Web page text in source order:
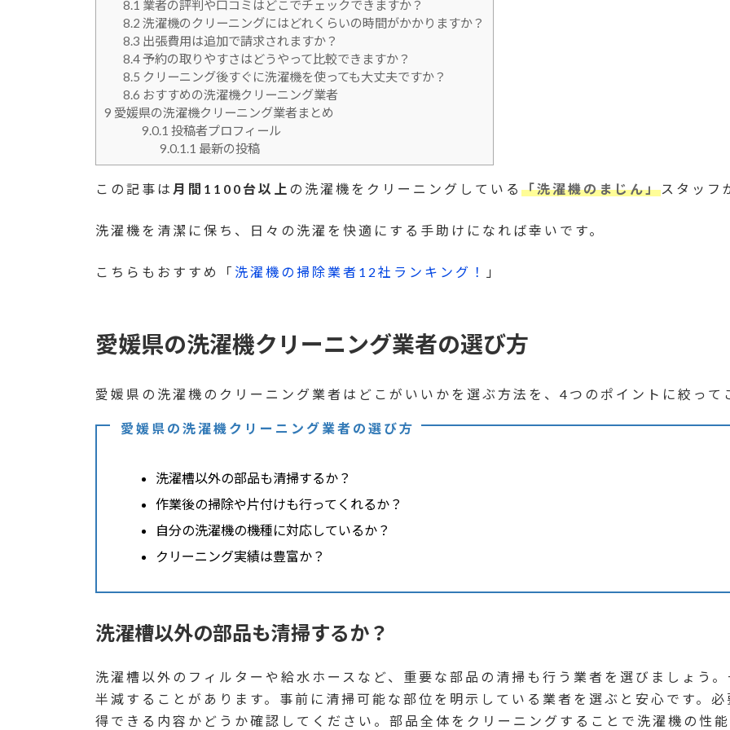
8.1 業者の評判や口コミはどこでチェックできますか？
8.2 洗濯機のクリーニングにはどれくらいの時間がかかりますか？
8.3 出張費用は追加で請求されますか？
8.4予約の取りやすさはどうやって比較できますか？
8.5 クリーニング後すぐに洗濯機を使っても大丈夫ですか？
8.6 おすすめの洗濯機クリーニング業者
9 愛媛県の洗濯機クリーニング業者まとめ
9.0.1 投稿者プロフィール
9.0.1.1 最新の投稿
この記事は 月間1100台以上 の洗濯機をクリーニングしている 「洗濯機のまじん」スタッフ
洗濯機を清潔に保ち、日々の洗濯を快適にする手助けになれば幸いです。
こちらもおすすめ「 洗濯機の掃除業者12社ランキング！ 」
愛媛県の洗濯機クリーニング業者の選び方
愛媛県の洗濯機のクリーニング業者はどこがいいかを選ぶ方法を、4つのポイントに絞って
愛媛県の洗濯機クリーニング業者の選び方
洗濯槽以外の部品も清掃するか？
作業後の掃除や片付けも行ってくれるか？
自分の洗濯機の機種に対応しているか？
クリーニング実績は豊富か？
洗濯槽以外の部品も清掃するか？
洗濯槽以外のフィルターや給水ホースなど、重要な部品の清掃も行う業者を選びましょう
半減することがあります。事前に清掃可能な部位を明示している業者を選ぶと安心です。
得できる内容かどうか確認してください。部品全体をクリーニングすることで洗濯機の性